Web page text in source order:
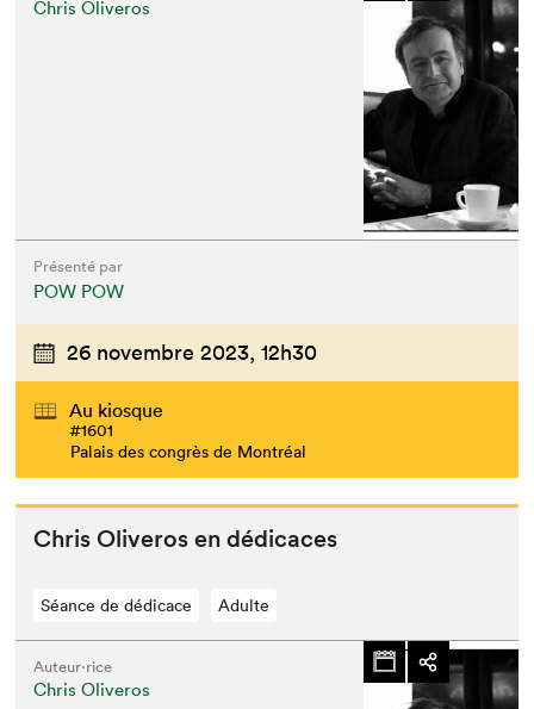
Chris Oliveros
Présenté par
POW POW
26 novembre 2023, 12h30
Au kiosque
#1601
Palais des congrès de Montréal
Chris Oliv­eros en dédicaces
Séance de dédicace Adulte
Auteur·rice
Chris Oliveros